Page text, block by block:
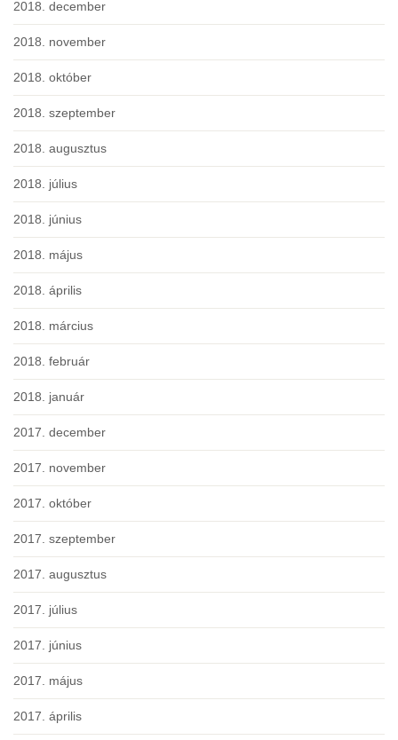
2018. december
2018. november
2018. október
2018. szeptember
2018. augusztus
2018. július
2018. június
2018. május
2018. április
2018. március
2018. február
2018. január
2017. december
2017. november
2017. október
2017. szeptember
2017. augusztus
2017. július
2017. június
2017. május
2017. április